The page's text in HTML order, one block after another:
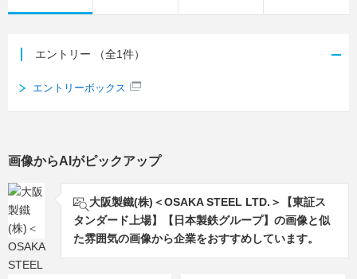
エントリー （全1件）
エントリーボックス
画像からAIがピックアップ
大阪製鐵(株)＜OSAKA STEEL LTD.＞【東証ス
タンダード上場】【日本製鉄グループ】の画像と似
た雰囲気の画像から企業をおすすめしています。